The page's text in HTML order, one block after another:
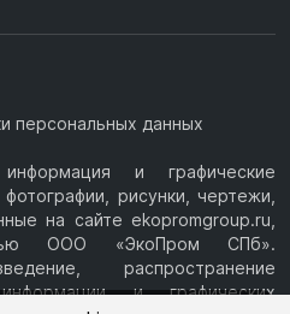
персональных данных
и графические
рисунки, чертежи,
на сайте ekopromgroup.ru,
ООО «ЭкоПром СПб».
распространение
и графических